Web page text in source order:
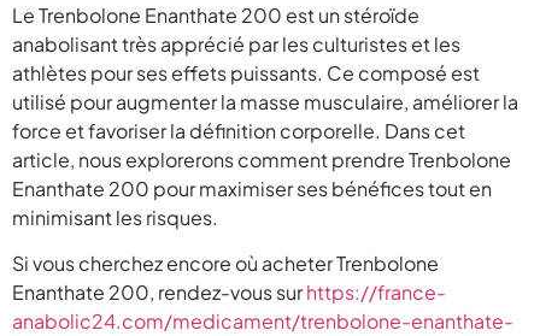
Le Trenbolone Enanthate 200 est un stéroïde
anabolisant très apprécié par les culturistes et les
athlètes pour ses effets puissants. Ce composé est
utilisé pour augmenter la masse musculaire, améliorer la
force et favoriser la définition corporelle. Dans cet
article, nous explorerons comment prendre Trenbolone
Enanthate 200 pour maximiser ses bénéfices tout en
minimisant les risques.
Si vous cherchez encore où acheter Trenbolone
Enanthate 200, rendez-vous surhttps://france-
anabolic24.com/medicament/trenbolone-enanthate-